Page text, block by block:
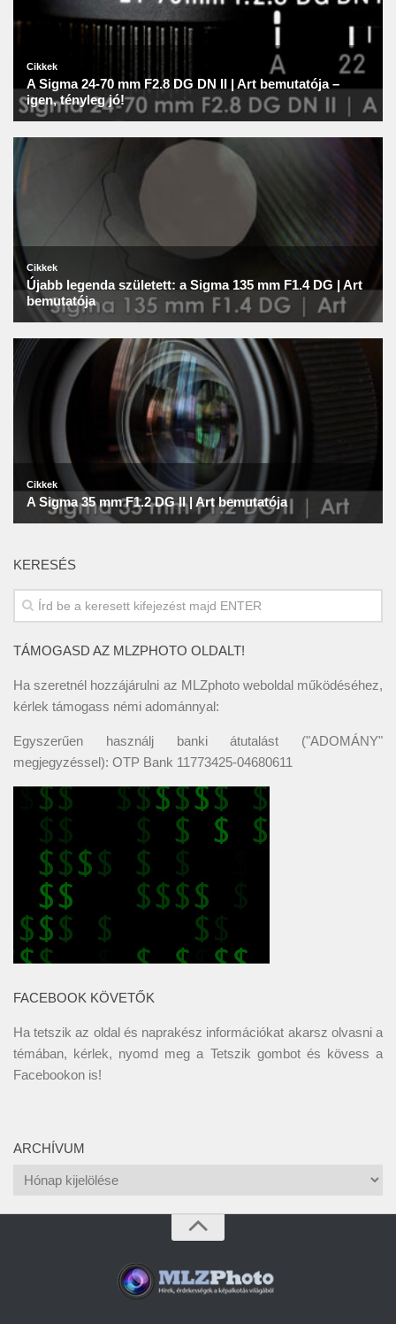
KERESÉS
TÁMOGASD AZ MLZPHOTO OLDALT!
Ha szeretnél hozzájárulni az MLZphoto weboldal működéséhez,
kérlek támogass némi adománnyal:
Egyszerűen használj banki átutalást ("ADOMÁNY"
megjegyzéssel): OTP Bank 11773425-04680611
FACEBOOK KÖVETŐK
Ha tetszik az oldal és naprakész információkat akarsz olvasni a
témában, kérlek, nyomd meg a Tetszik gombot és kövess a
Facebookon is!
ARCHÍVUM
Archívum